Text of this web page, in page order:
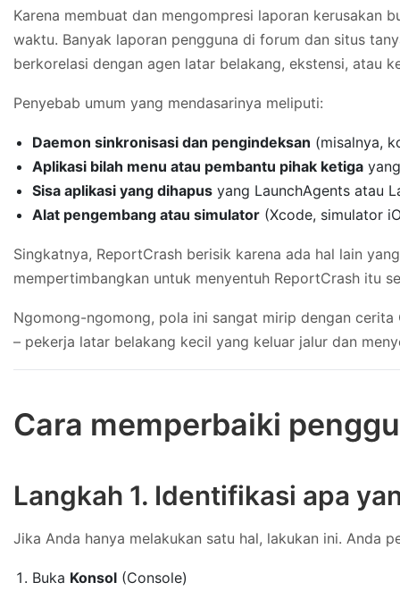
Karena membuat dan mengompresi laporan kerusakan
waktu. Banyak laporan pengguna di forum dan situs
berkorelasi dengan agen latar belakang, ekstensi, atau
Penyebab umum yang mendasarinya meliputi:
Daemon sinkronisasi dan pengindeksan (misalnya,
Aplikasi bilah menu atau pembantu pihak ketiga
Sisa aplikasi yang dihapus yang LaunchAgents atau
Alat pengembang atau simulator (Xcode, simulator
Singkatnya, ReportCrash berisik karena ada hal lain
mempertimbangkan untuk menyentuh ReportCrash itu
Ngomong-ngomong, pola ini sangat mirip dengan
– pekerja latar belakang kecil yang keluar jalur dan
Cara memperbaiki
Langkah 1. Identifikasi apa
Jika Anda hanya melakukan satu hal, lakukan ini. Anda
Buka Konsol (Console)